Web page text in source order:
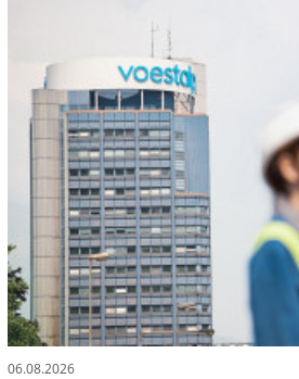
06.08.2026